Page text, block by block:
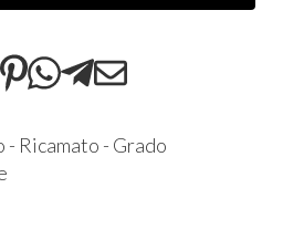
Ricamato - Grado